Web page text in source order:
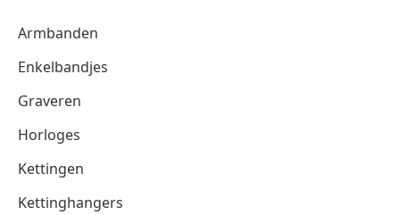
Armbanden
Enkelbandjes
Graveren
Horloges
Kettingen
Kettinghangers